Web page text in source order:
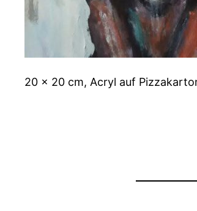
20 x 20 cm, Acryl auf